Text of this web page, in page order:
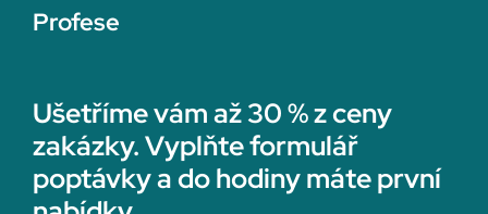
Profese
Ušetříme vám až 30 % z ceny
zakázky. Vyplňte formulář
poptávky a do hodiny máte první